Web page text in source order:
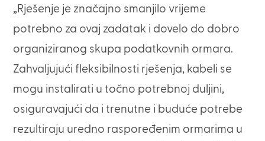
„Rješenje je značajno smanjilo vrijeme
potrebno za ovaj zadatak i dovelo do dobro
organiziranog skupa podatkovnih ormara.
Zahvaljujući fleksibilnosti rješenja, kabeli se
mogu instalirati u točno potrebnoj duljini,
osiguravajući da i trenutne i buduće potrebe
rezultiraju uredno raspoređenim ormarima u